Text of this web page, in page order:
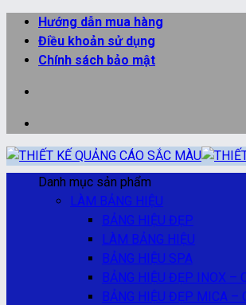
qua
Hướng dẫn mua hàng
Điều khoản sử dụng
Chính sách bảo mật
Danh mục sản phẩm
LÀM BẢNG HIỆU
BẢNG HIỆU ĐẸP
LÀM BẢNG HIỆU
BẢNG HIỆU SPA
BẢNG HIỆU ĐẸP INOX –
BẢNG HIỆU ĐẸP MICA –